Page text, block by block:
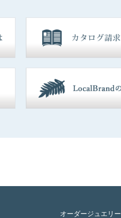
オーダージュエリー